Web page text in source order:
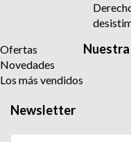
Ofertas
Novedades
Los más vendidos
Nuestra
Newsletter